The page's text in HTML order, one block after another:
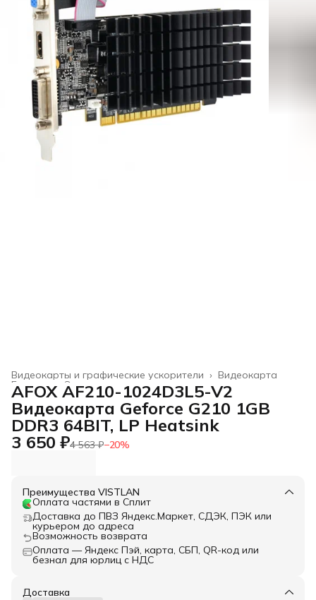
Видеокарта
Видеокарты и графические ускорители ›
Электроника ›
Главная ›
AFOX AF210-1024D3L5-V2
Видеокарта Geforce G210 1GB
DDR3 64BIT, LP Heatsink
3 650 ₽4 563 ₽−20%
Преимущества VISTLAN
Оплата частями в Сплит
Доставка до ПВЗ Яндекс.Маркет, СДЭК, ПЭК или
курьером до адреса
Возможность возврата
Оплата — Яндекс Пэй, карта, СБП, QR-код или
безнал для юрлиц с НДС
Доставка